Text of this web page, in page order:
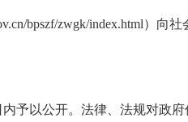
bpszf/zwgk/index.html）向
以公开。法律、法规对政府